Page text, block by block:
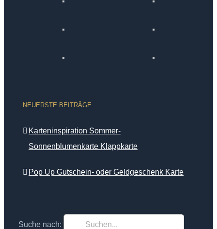
NEUERSTE BEITRÄGE
Karteninspiration Sommer-
Sonnenblumenkarte Klappkarte
Pop Up Gutschein- oder Geldgeschenk Karte
Suche nach: